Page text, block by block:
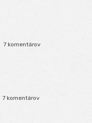
7 komentárov
7 komentárov